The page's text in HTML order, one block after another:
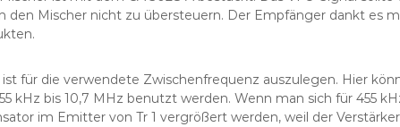
den Mischer nicht zu übersteuern. Der Empfänger dankt es
für die verwendete Zwischenfrequenz auszulegen. Hier
kHz bis 10,7 MHz benutzt werden. Wenn man sich für 455
im Emitter von Tr 1 vergrößert werden, weil der